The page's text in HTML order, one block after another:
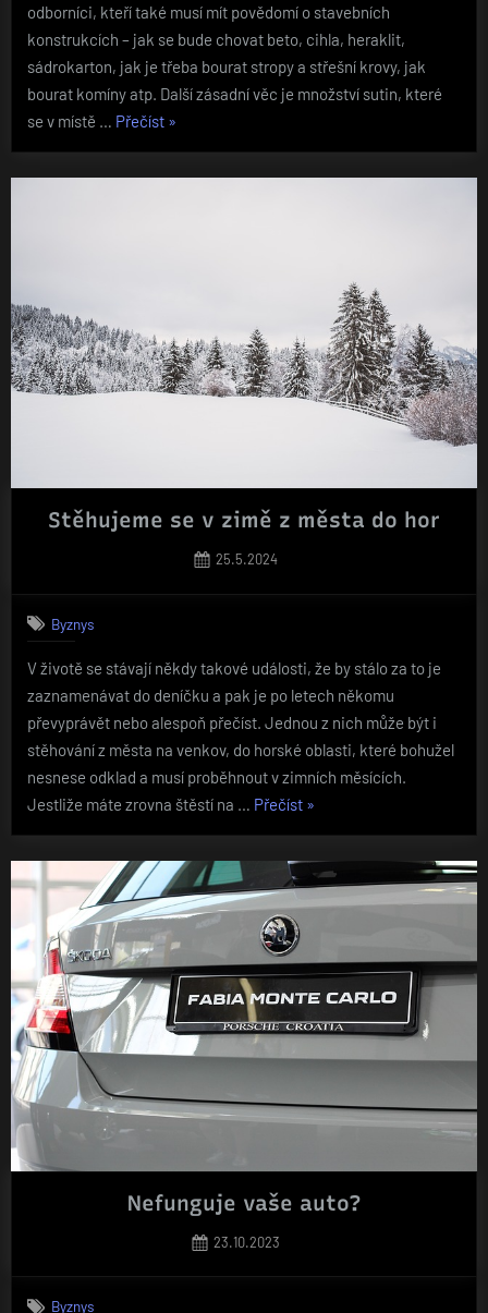
odborníci, kteří také musí mít povědomí o stavebních
konstrukcích – jak se bude chovat beto, cihla, heraklit,
sádrokarton, jak je třeba bourat stropy a střešní krovy, jak
bourat komíny atp. Další zásadní věc je množství sutin, které
se v místě … Přečíst„Propagujeme
Internetu
»
Stěhujeme se v zimě z města do hor
Posted
25.5.2024
Byznys
V životě se stávají někdy takové události, že by stálo za to je
zaznamenávat do deníčku a pak je po letech někomu
převyprávět nebo alespoň přečíst. Jednou z nich může být i
stěhování z města na venkov, do horské oblasti, které bohužel
nesnese odklad a musí proběhnout v zimních měsících.
Jestliže máte zrovna štěstí na … Přečíst„Stěhujeme
v
zimě
z
do
hor“
»
Nefunguje vaše auto?
Posted
23.10.2023
Byznys